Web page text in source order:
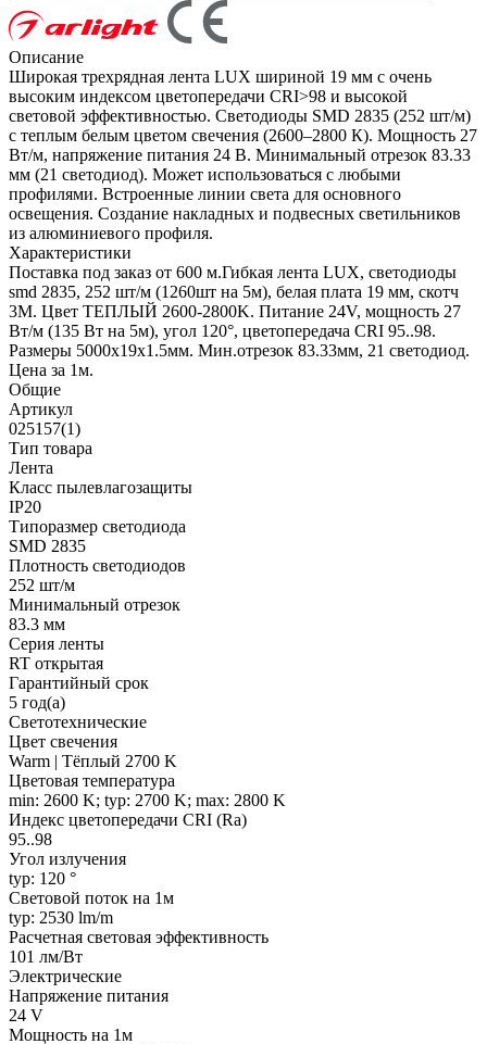
Описание
Широкая трехрядная лента LUX шириной 19 мм с очень
высоким индексом цветопередачи CRI>98 и высокой
световой эффективностью. Светодиоды SMD 2835 (252 шт/м)
с теплым белым цветом свечения (2600–2800 К). Мощность 27
Вт/м, напряжение питания 24 В. Минимальный отрезок 83.33
мм (21 светодиод). Может использоваться с любыми
профилями. Встроенные линии света для основного
освещения. Создание накладных и подвесных светильников
из алюминиевого профиля.
Характеристики
Поставка под заказ от 600 м.Гибкая лента LUX, светодиоды
smd 2835, 252 шт/м (1260шт на 5м), белая плата 19 мм, скотч
3М. Цвет ТЕПЛЫЙ 2600-2800K. Питание 24V, мощность 27
Вт/м (135 Вт на 5м), угол 120°, цветопередача CRI 95..98.
Размеры 5000х19x1.5мм. Мин.отрезок 83.33мм, 21 светодиод.
Цена за 1м.
Общие
Артикул
025157(1)
Тип товара
Лента
Класс пылевлагозащиты
IP20
Типоразмер светодиода
SMD 2835
Плотность светодиодов
252 шт/м
Минимальный отрезок
83.3 мм
Серия ленты
RT открытая
Гарантийный срок
5 год(а)
Светотехнические
Цвет свечения
Warm | Тёплый 2700 K
Цветовая температура
min: 2600 K; typ: 2700 K; max: 2800 K
Индекс цветопередачи CRI (Ra)
95..98
Угол излучения
typ: 120 °
Световой поток на 1м
typ: 2530 lm/m
Расчетная световая эффективность
101 лм/Вт
Электрические
Напряжение питания
24 V
Мощность на 1м